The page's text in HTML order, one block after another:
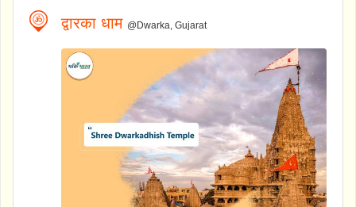
द्वारका धाम @Dwarka, Gujarat